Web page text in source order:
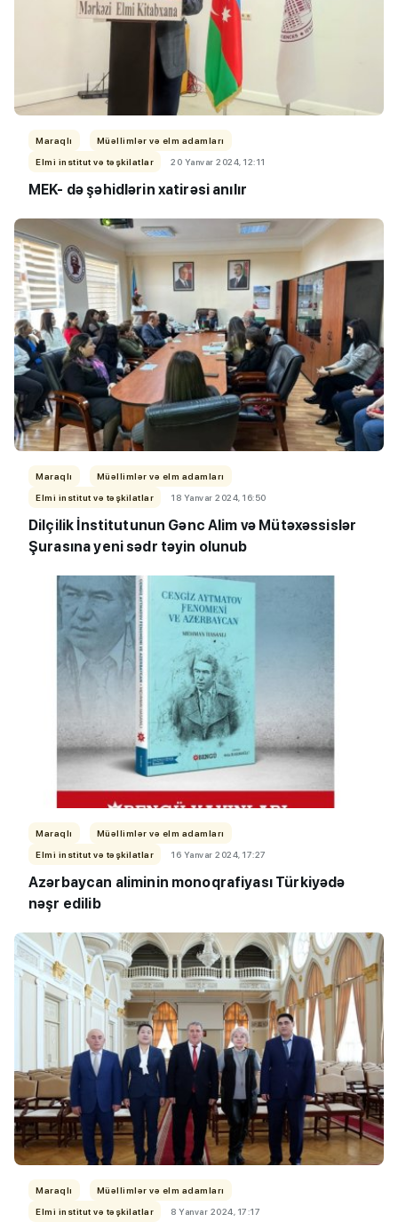
Maraqlı
Müəllimlər və elm adamları
Elmi institut və təşkilatlar
20 Yanvar 2024, 12:11
MEK- də şəhidlərin xatirəsi anılır
Maraqlı
Müəllimlər və elm adamları
Elmi institut və təşkilatlar
18 Yanvar 2024, 16:50
Dilçilik İnstitutunun Gənc Alim və Mütəxəssislər
Şurasına yeni sədr təyin olunub
Maraqlı
Müəllimlər və elm adamları
Elmi institut və təşkilatlar
16 Yanvar 2024, 17:27
Azərbaycan aliminin monoqrafiyası Türkiyədə
nəşr edilib
Maraqlı
Müəllimlər və elm adamları
Elmi institut və təşkilatlar
8 Yanvar 2024, 17:17